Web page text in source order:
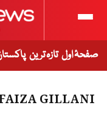
صفحۂ اول تازہ ترین
GILLANI